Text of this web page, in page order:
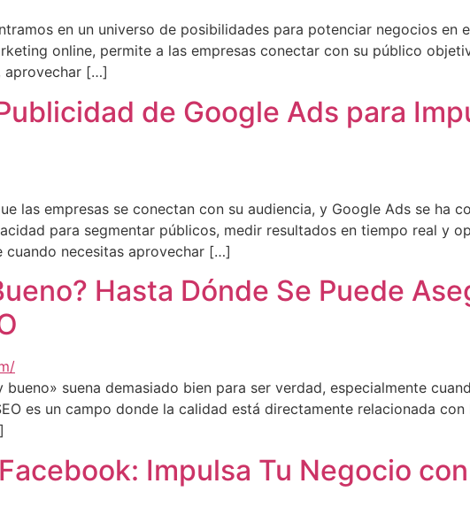
en un universo de posibilidades para potenciar negocios
online, permite a las empresas conectar con su público
aprovechar […]
de Google Ads para
las empresas se conectan con su audiencia, y Google Ads se ha
para segmentar públicos, medir resultados en tiempo real y
cuando necesitas aprovechar […]
Hasta Dónde Se Puede
suena demasiado bien para ser verdad, especialmente
es un campo donde la calidad está directamente relacionada con
Impulsa Tu Negocio